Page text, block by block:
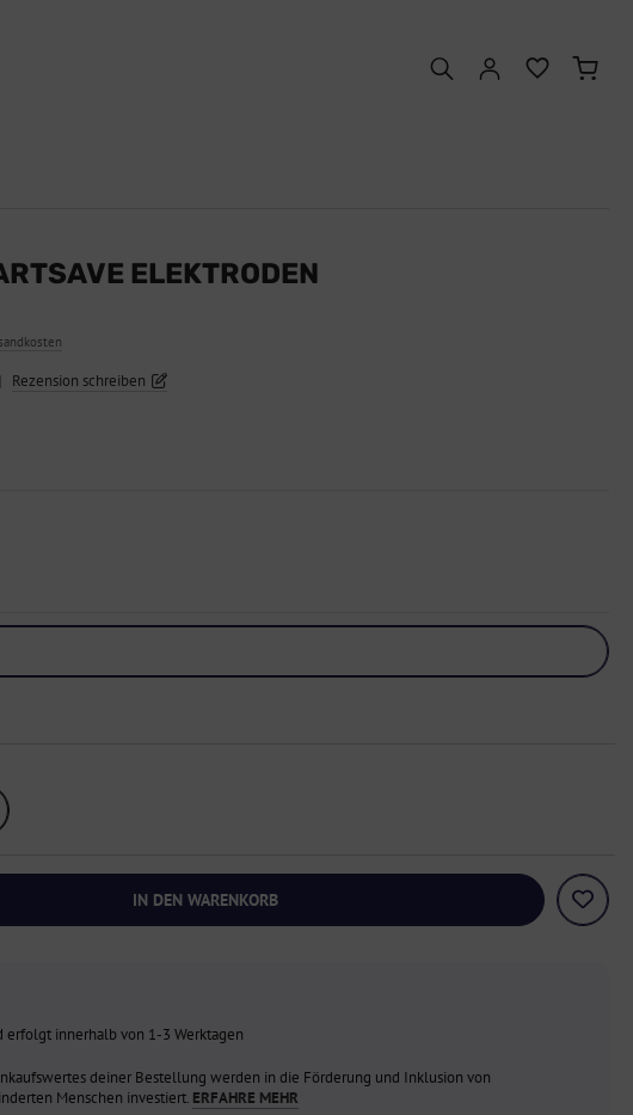
ELEKTRODEN
| Rezension schreiben
IN DEN WARENKORB
erfolgt innerhalb von 1-3 Werktagen
deiner Bestellung werden in die Förderung und Inklusion von
Menschen investiert. ERFAHRE MEHR